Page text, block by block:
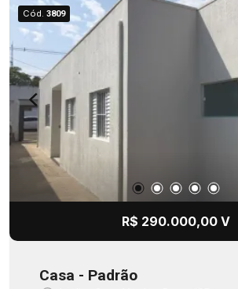
Cód. 3809
R$ 290.000,00 V
Casa - Padrão